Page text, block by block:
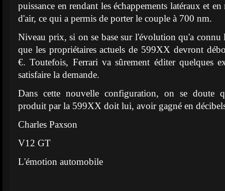
puissance en rendant les échappements latéraux et
d'air, ce qui a permis de porter le couple à 700 nm.
Niveau prix, si on se base sur l'évolution qu'a
que les propriétaires actuels de 599XX devront
€. Toutefois, Ferrari va sûrement éditer quelques
satisfaire la demande.
Dans cette nouvelle configuration, on se doute
produit par la 599XX doit lui, avoir gagné en
Charles Paxson
V12 GT
L'émotion automobile